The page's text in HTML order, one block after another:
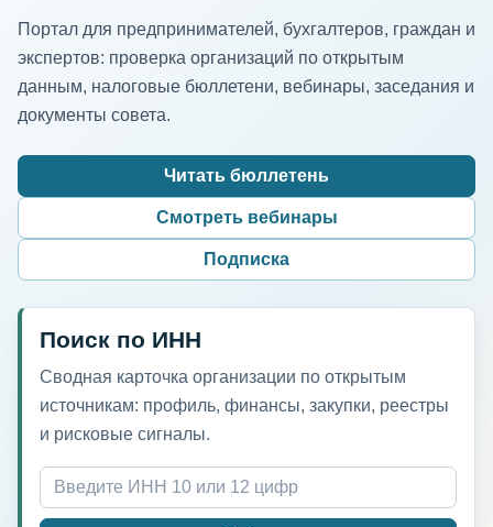
Портал для предпринимателей, бухгалтеров, граждан и
экспертов: проверка организаций по открытым
данным, налоговые бюллетени, вебинары, заседания и
документы совета.
Читать бюллетень
Смотреть вебинары
Подписка
Поиск по ИНН
Сводная карточка организации по открытым
источникам: профиль, финансы, закупки, реестры
и рисковые сигналы.